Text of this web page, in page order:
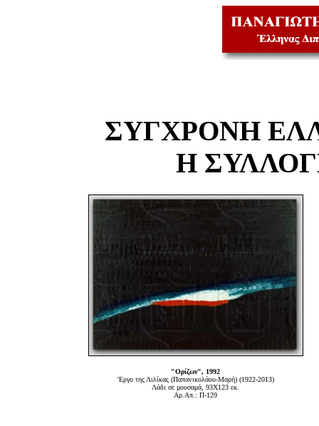
ΣΥΓΧΡΟΝΗ
Η
"Ορίζων", 1992
'Εργο της Λιλίκας (Παπανικολάου-Μαρή) (1922-2013)
Λάδι σε μουσαμά, 93Χ123 εκ.
Αρ.Απ.: Π-129